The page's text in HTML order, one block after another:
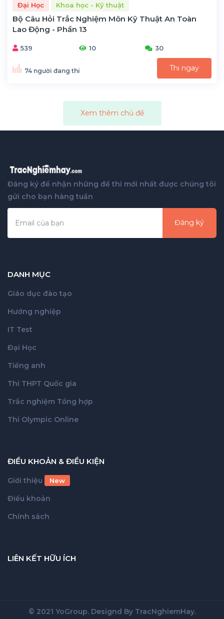
Đại Học Khoa học - Kỹ thuật
Bộ Câu Hỏi Trắc Nghiệm Môn Kỹ Thuật An Toàn
Lao Động - Phần 13
539 10 30
74 người đang thi Thi ngay
Xem thêm chủ đề
Đăng ký để nhận những đề thi mới nhất được chúng tôi
gửi cho bạn hàng tuần
Đăng ký
DANH MỤC
Giáo dục đào tạo
Hướng nghiệp
IT Test
Đại Học
Tiếng anh
Thi THPT Quốc gia
Trắc nghiệm Tổng hợp
Thi Olympic Online
ĐIỀU KHOẢN & ĐIỀU KIỆN
Giới thiệu New
Điều khoản
Chính sách
LIÊN KẾT HỮU ÍCH
© 2021 YoGroup. Designd By TracNghiemHay.